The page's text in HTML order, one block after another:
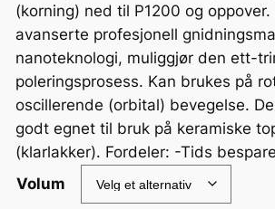
s
o
m
r
å
d
e
9
(korning) ned til P1200 og oppover.
avanserte profesjonell
nanoteknologi, muliggjør den ett-
poleringsprosess. Kan brukes på
oscillerende (orbital) bevegelse.
godt egnet til bruk på keramiske
(klarlakker). Fordeler: -Tids
Volum